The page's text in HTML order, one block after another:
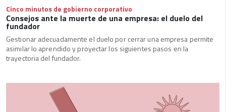
Cinco minutos de gobierno corporativo
Consejos ante la muerte de una empresa: el duelo del
fundador
Gestionar adecuadamente el duelo por cerrar una empresa permite
asimilar lo aprendido y proyectar los siguientes pasos en la
trayectoria del fundador.